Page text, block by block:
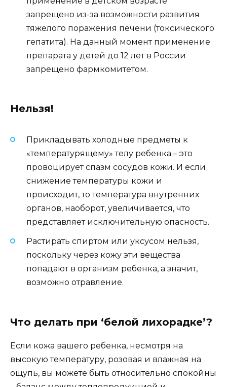
запрещено из-за возможности развития
тяжелого поражения печени (токсического
гепатита). На данный момент применение
препарата у детей до 12 лет в России
запрещено фармкомитетом.
Нельзя!
Прикладывать холодные предметы к
«температурящему» телу ребенка – это
провоцирует спазм сосудов кожи. И если
снижение температуры кожи и
происходит, то температура внутренних
органов, наоборот, увеличивается, что
представляет исключительную опасность.
Растирать спиртом или уксусом нельзя,
поскольку через кожу эти вещества
попадают в организм ребенка, а значит,
возможно отравление.
Что делать при ‘белой лихорадке’?
Если кожа вашего ребенка, несмотря на
высокую температуру, розовая и влажная на
ощупь, вы можете быть относительно спокойны